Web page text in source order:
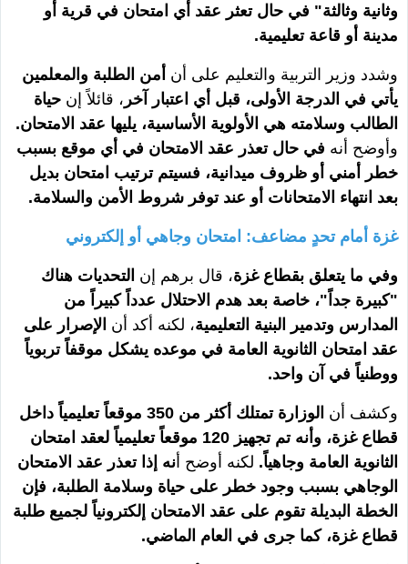
وثانية وثالثة" في حال تعثر عقد أي امتحان في قرية أو
مدينة أو قاعة تعليمية.
وشدد وزير التربية والتعليم على أن أمن الطلبة والمعلمين
يأتي في الدرجة الأولى، قبل أي اعتبار آخر ، قائلاً إن حياة
الطالب وسلامته هي الأولوية الأساسية، يليها عقد الامتحان.
وأوضح أنه في حال تعذر عقد الامتحان في أي موقع بسبب
خطر أمني أو ظروف ميدانية، فسيتم ترتيب امتحان بديل
بعد انتهاء الامتحانات أو عند توفر شروط الأمن والسلامة.
غزة أمام تحدٍ مضاعف: امتحان وجاهي أو إلكتروني
وفي ما يتعلق بقطاع غزة، قال برهم إن التحديات هناك
"كبيرة جداً"، خاصة بعد هدم الاحتلال عدداً كبيراً من
المدارس وتدمير البنية التعليمية، لكنه أكد أن الإصرار على
عقد امتحان الثانوية العامة في موعده يشكل موقفاً تربوياً
ووطنياً في آن واحد.
وكشف أن
الوزارة تمتلك أكثر من 350 موقعاً تعليمياً داخل
قطاع غزة، وأنه تم تجهيز 120 موقعاً تعليمياً لعقد امتحان
الثانوية العامة وجاهياً. لكنه أوضح أنه إذا تعذر عقد الامتحان
الوجاهي بسبب وجود خطر على حياة وسلامة الطلبة، فإن
الخطة البديلة تقوم على عقد الامتحان إلكترونياً لجميع طلبة
قطاع غزة، كما جرى في العام الماضي.